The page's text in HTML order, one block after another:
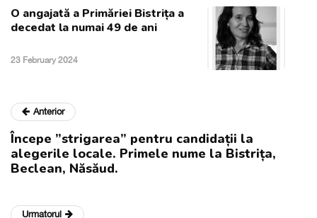
O angajată a Primăriei Bistrița a
decedat la numai 49 de ani
23 February 2024
Anterior
Începe ”strigarea” pentru candidații la
alegerile locale. Primele nume la Bistrița,
Beclean, Năsăud.
Urmatorul